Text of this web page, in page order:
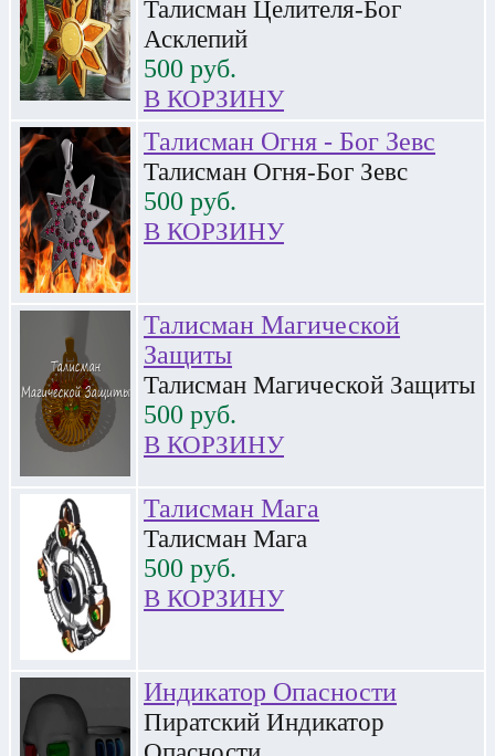
Талисман Целителя-Бог
Асклепий
500 руб.
В КОРЗИНУ
Талисман Огня - Бог Зевс
Талисман Огня-Бог Зевс
500 руб.
В КОРЗИНУ
Талисман Магической
Защиты
Талисман Магической Защиты
500 руб.
В КОРЗИНУ
Талисман Мага
Талисман Мага
500 руб.
В КОРЗИНУ
Индикатор Опасности
Пиратский Индикатор